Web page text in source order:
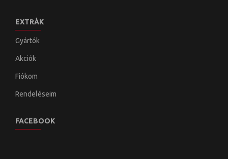
EXTRÁK
Gyártók
Akciók
Fiókom
Rendeléseim
FACEBOOK